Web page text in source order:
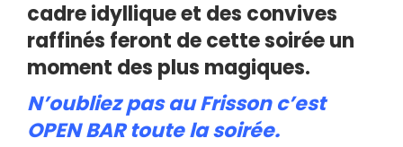
cadre idyllique et des convives
raffinés feront de cette soirée un
moment des plus magiques.
N’oubliez pas au Frisson c’est
OPEN BAR toute la soirée.